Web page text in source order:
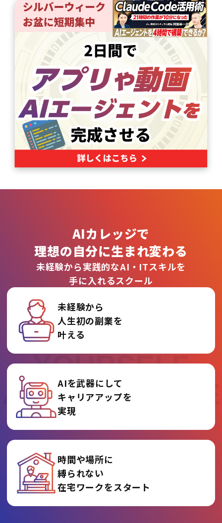
REINVENT
YOURSELF
AT AI COLLEGE
AIカレッジで
理想の自分に生まれ変わる
未経験から実践的なAI・ITスキルを
手に入れるスクール
未経験から
人生初の副業を
叶える
AIを武器にして
キャリアアップを
実現
時間や場所に
縛られない
在宅ワークをスタート